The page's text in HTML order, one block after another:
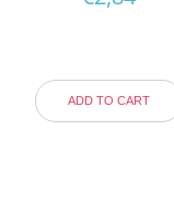
ADD TO CART